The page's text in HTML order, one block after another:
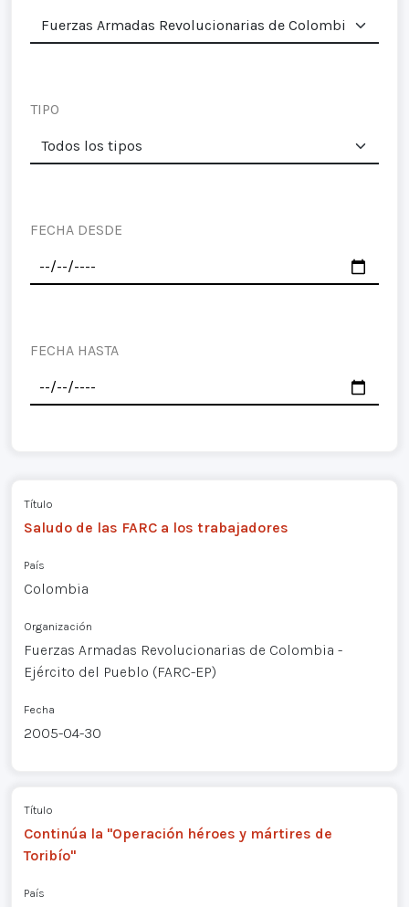
TIPO
FECHA DESDE
FECHA HASTA
Título
Saludo de las FARC a los trabajadores
País
Colombia
Organización
Fuerzas Armadas Revolucionarias de Colombia -
Ejército del Pueblo (FARC-EP)
Fecha
2005-04-30
Título
Continúa la "Operación héroes y mártires de
Toribío"
País